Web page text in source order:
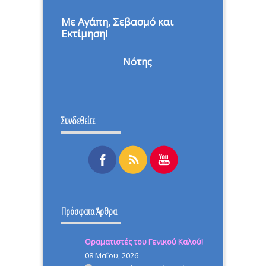
Με Αγάπη, Σεβασμό και
Εκτίμηση!
Νότης
Συνδεθείτε
Πρόσφατα Άρθρα
Οραματιστές του Γενικού Καλού!
08 Μαΐου, 2026